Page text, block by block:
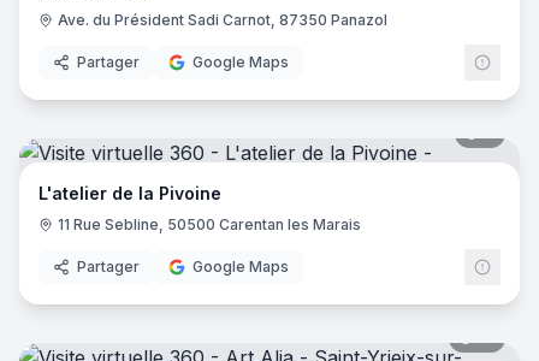
Ave. du Président Sadi Carnot, 87350 Panazol
Partager Google Maps
L'atelier de la Pivoine
11 Rue Sebline, 50500 Carentan les Marais
Partager Google Maps